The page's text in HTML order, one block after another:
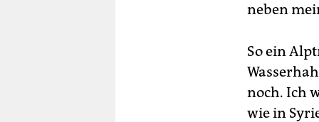
neben
So ein
noch. Ich
wie in